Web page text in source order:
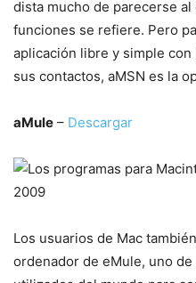
dista mucho de parecerse
funciones se refiere. Pero
aplicación libre y simple
sus contactos, aMSN es la
aMule – Descargar
Los usuarios de Mac
ordenador de eMule, uno